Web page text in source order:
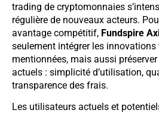
trading de cryptomonnaies
régulière de nouveaux acteurs.
avantage compétitif, Fundspire
seulement intégrer les
mentionnées, mais aussi
actuels : simplicité d’utilisation,
transparence des frais.
Les utilisateurs actuels et